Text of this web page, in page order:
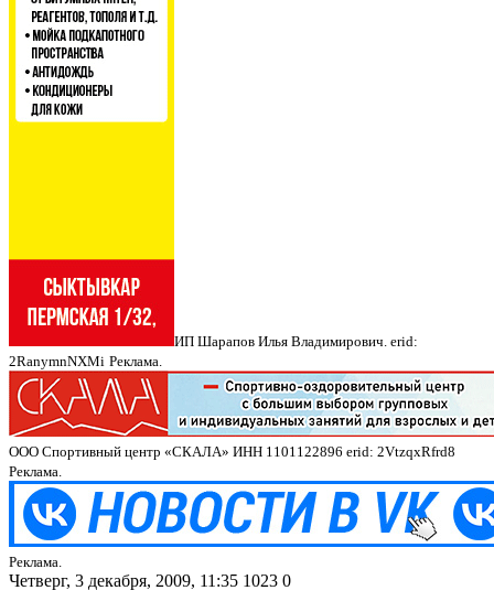
ИП Шарапов Илья Владимирович. erid:
2RanymnNXMi Реклама.
ООО Спортивный центр «СКАЛА» ИНН 1101122896 erid: 2VtzqxRfrd8
Реклама.
Реклама.
Четверг, 3 декабря, 2009, 11:35 1023 0